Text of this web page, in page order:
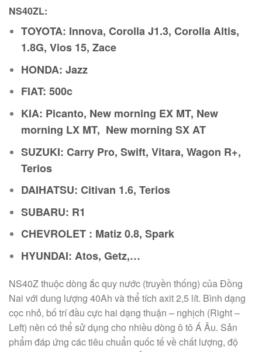
NS40ZL:
TOYOTA: Innova, Corolla J1.3, Corolla Altis,
1.8G, Vios 15, Zace
HONDA: Jazz
FIAT: 500c
KIA: Picanto, New morning EX MT, New
morning LX MT, New morning SX AT
SUZUKI: Carry Pro, Swift, Vitara, Wagon R+,
Terios
DAIHATSU: Citivan 1.6, Terios
SUBARU: R1
CHEVROLET : Matiz 0.8, Spark
HYUNDAI: Atos, Getz,…
NS40Z thuộc dòng ắc quy nước (truyền thống) của Đồng
Nai với dung lượng 40Ah và thể tích axit 2,5 lít. Bình dạng
cọc nhỏ, bố trí đầu cực hai dạng thuận – nghịch (Right –
Left) nên có thể sử dụng cho nhiều dòng ô tô Á Âu. Sản
phẩm đáp ứng các tiêu chuẩn quốc tế về chất lượng, độ